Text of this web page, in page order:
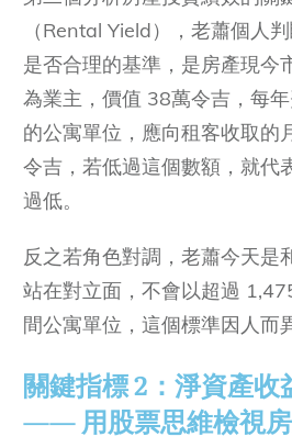
（Rental Yield），老蕭個人
是否合理的基準，是房產現今
為業主，價值 38萬令吉，每
的公寓單位，應向租客收取的
令吉，若低過這個數額，就代
過低。
反之若角色對調，老蕭今天是
站在對立面，不會以超過
間公寓單位，這個標準因人而
關鍵指標 2：淨資產收
—— 用股票思維檢視